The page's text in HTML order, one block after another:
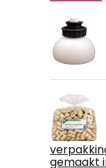
gemaakt